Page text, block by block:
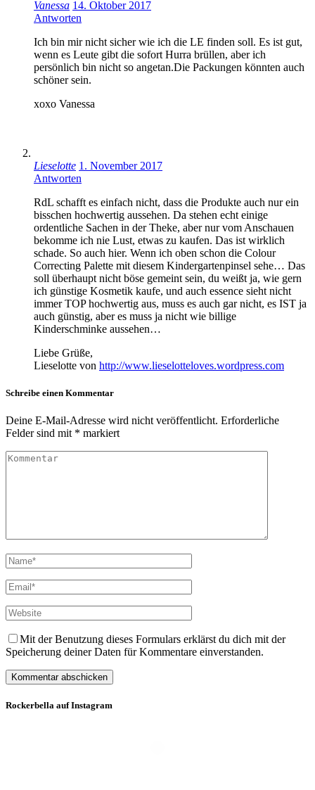
Vanessa 14. Oktober 2017
Antworten
Ich bin mir nicht sicher wie ich die LE finden soll. Es ist gut,
wenn es Leute gibt die sofort Hurra brüllen, aber ich
persönlich bin nicht so angetan.Die Packungen könnten auch
schöner sein.
xoxo Vanessa
Lieselotte 1. November 2017
Antworten
RdL schafft es einfach nicht, dass die Produkte auch nur ein
bisschen hochwertig aussehen. Da stehen echt einige
ordentliche Sachen in der Theke, aber nur vom Anschauen
bekomme ich nie Lust, etwas zu kaufen. Das ist wirklich
schade. So auch hier. Wenn ich oben schon die Colour
Correcting Palette mit diesem Kindergartenpinsel sehe… Das
soll überhaupt nicht böse gemeint sein, du weißt ja, wie gern
ich günstige Kosmetik kaufe, und auch essence sieht nicht
immer TOP hochwertig aus, muss es auch gar nicht, es IST ja
auch günstig, aber es muss ja nicht wie billige
Kinderschminke aussehen…
Liebe Grüße,
Lieselotte von http://www.lieselotteloves.wordpress.com
Schreibe einen Kommentar
Deine E-Mail-Adresse wird nicht veröffentlicht. Erforderliche
Felder sind mit * markiert
Mit der Benutzung dieses Formulars erklärst du dich mit der
Speicherung deiner Daten für Kommentare einverstanden.
Rockerbella auf Instagram